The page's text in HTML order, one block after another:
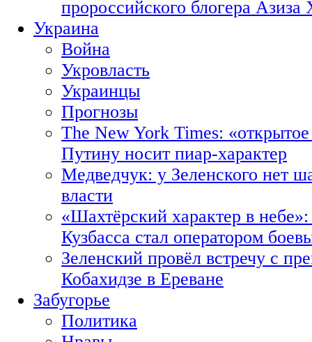
пророссийского блогера Азиза
Украина
Война
Укровласть
Украинцы
Прогнозы
The New York Times:
Путину носит пиар-характер
Медведчук: у Зеленского нет
власти
«Шахтёрский характер в
Кузбасса стал оператором
Зеленский провёл встречу с
Кобахидзе в Ереване
Забугорье
Политика